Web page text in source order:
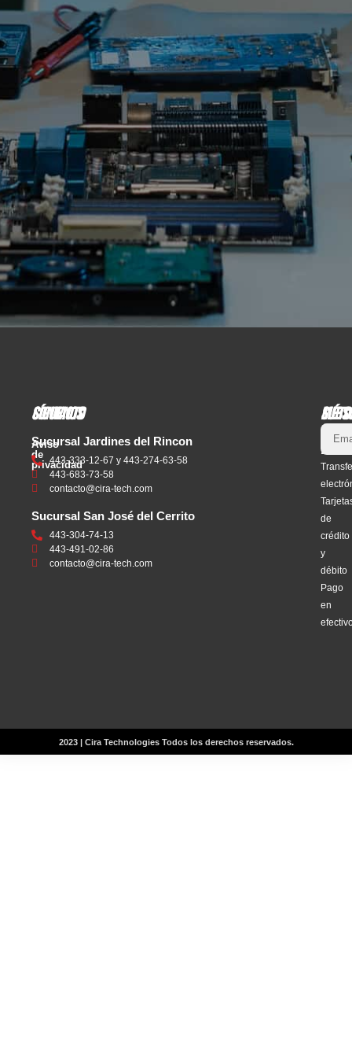
Síguenos
Aviso
de
privacidad
Contacto
Sucursal Jardines del Rincon
443-333-12-67 y 443-274-63-58
443-683-73-58
contacto@cira-tech.com
Sucursal San José del Cerrito
443-304-74-13
443-491-02-86
contacto@cira-tech.com
de
pago
de
crédito
y
débito
Pago
en
2023 | Cira Technologies Todos los derechos reservados.